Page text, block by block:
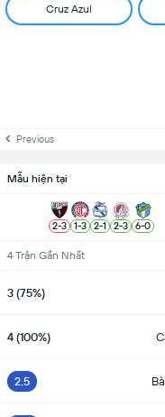
Cruz Azul
Previous
Mẫu hiện tại
2-3 1-3 2-1 2-3 6-0
4 Trận Gần Nhất
3 (75%)
4 (100%)
2.5